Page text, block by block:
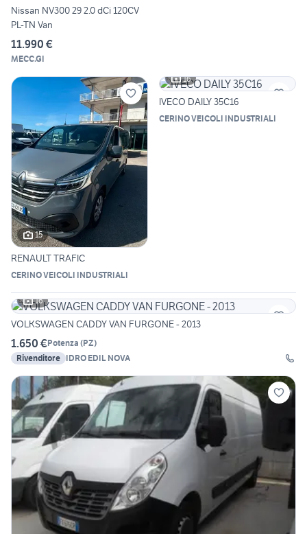
Nissan NV300 29 2.0 dCi 120CV
PL-TN Van
11.990 €
MECC.GI
15
RENAULT TRAFIC
CERINO VEICOLI INDUSTRIALI
16
IVECO DAILY 35C16
CERINO VEICOLI INDUSTRIALI
16
VOLKSWAGEN CADDY VAN FURGONE - 2013
1.650 €Potenza (PZ)
Rivenditore IDRO EDIL NOVA